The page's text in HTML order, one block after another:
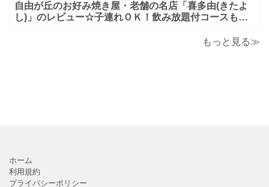
自由が丘のお好み焼き屋・老舗の名店「喜多由(きたよ
し)」のレビュー☆子連れＯＫ！飲み放題付コースも！
もっと見る≫
ホーム
利用規約
プライバシーポリシー